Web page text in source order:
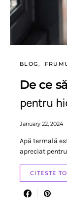
BLOG
De ce
pentru
January 22, 2024
Apă termală
apreciat
CITESTE